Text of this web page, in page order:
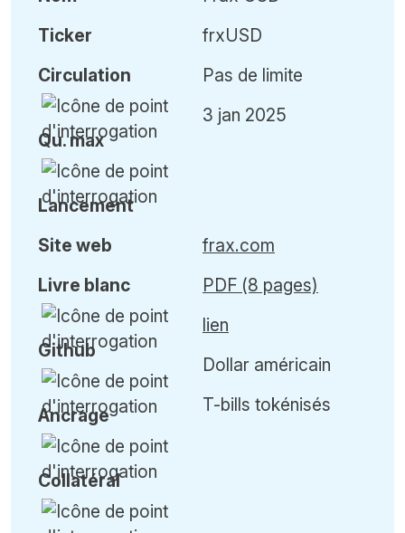
Ticker
Circulation
Qu.max
Lancement
frxUSD
Pas de limite
3 jan 2025
Site web
Livre blanc
Github
Ancrage
Collatéral
frax.com
PDF (8 pages)
lien
Dollar américain
T-bills tokénisés